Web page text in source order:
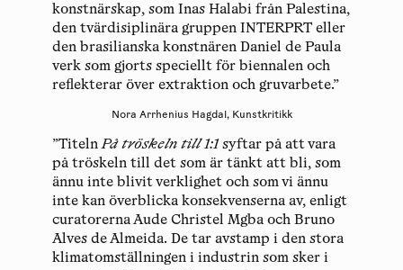
konstnärskap, som Inas Halabi från Palestina,
den tvärdisiplinära gruppen INTERPRT eller
den brasilianska konstnären Daniel de Paula
verk som gjorts speciellt för biennalen och
reflekterar över extraktion och gruvarbete.”
Nora Arrhenius Hagdal, Kunstkritikk
”TitelnPå tröskeln till 1:1 syftar på att vara
på tröskeln till det som är tänkt att bli, som
ännu inte blivit verklighet och som vi ännu
inte kan överblicka konsekvenserna av, enligt
curatorerna Aude Christel Mgba och Bruno
Alves de Almeida. De tar avstamp i den stora
klimatomställningen i industrin som sker i